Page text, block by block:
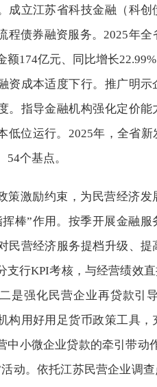
成立江苏省科技金融（科
程债券融资服务。2025年
额174亿元、同比增长
资成本适度下行。推广明
。指导金融机构强化定价
低位运行。2025年，全省
54个基点。
策激励约束，为民营经济
棒”作用。按季开展金融
民营经济服务提档升级、
支行KPI考核，与经营绩效
是强化民营企业再贷款引
构用好用足货币政策工具
中小微企业贷款的牵引带动
动。依托江苏民营企业调